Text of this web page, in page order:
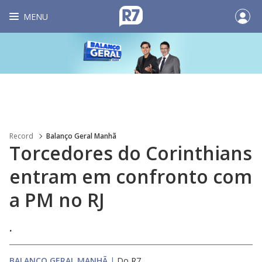
MENU
Record Balanço Geral Manhã
Torcedores do Corinthians
entram em confronto com
a PM no RJ
.